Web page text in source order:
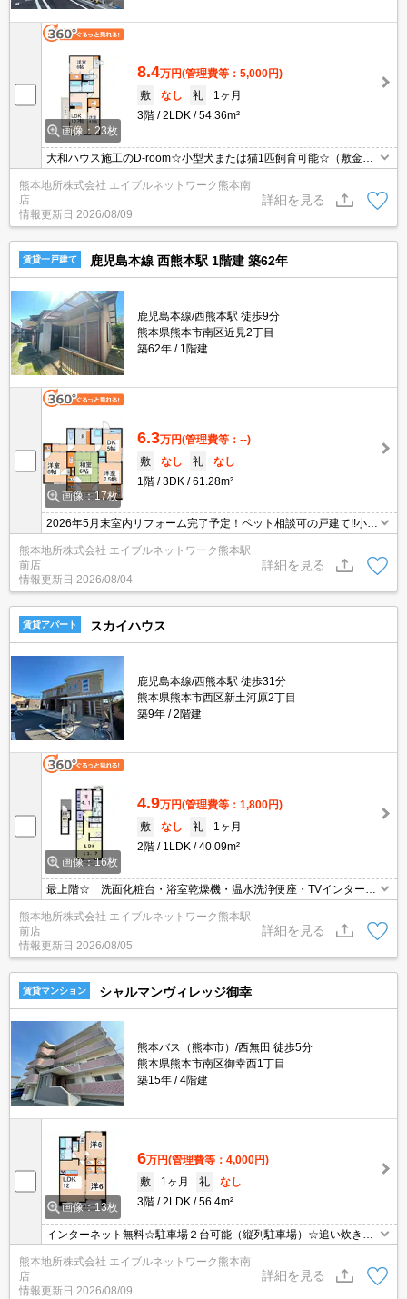
画像：23枚
8.4万円(管理費等：5,000円)
敷
なし 礼
1ヶ月
3階
2LDK 54.36m²
大和ハウス施工のD-room☆小型犬または猫1匹飼育可能☆（敷金追
加あり・小型犬：1ヶ月、猫：2ヶ月）省エネ＋創エネで一次エネル
ギー収支ゼロを目指すZEH-M物件☆エアコン3基付☆
熊本地所株式会社 エイブルネットワーク熊本南
店
情報更新日 2026/08/09
詳細を見る
賃貸一戸建て 鹿児島本線 西熊本駅 1階建 築62年
鹿児島本線/西熊本駅 徒歩9分
熊本県熊本市南区近見2丁目
築62年
1階建
画像：17枚
6.3万円(管理費等：--)
敷
なし 礼
なし
1階
3DK 61.28m²
2026年5月末室内リフォーム完了予定！ペット相談可の戸建て!!小型
要で初期費用がお得(^^♪
熊本地所株式会社 エイブルネットワーク熊本駅
前店
情報更新日 2026/08/04
詳細を見る
賃貸アパート スカイハウス
鹿児島本線/西熊本駅 徒歩31分
熊本県熊本市西区新土河原2丁目
築9年
2階建
画像：16枚
4.9万円(管理費等：1,800円)
敷
なし 礼
1ヶ月
2階
1LDK 40.09m²
最上階☆ 洗面化粧台・浴室乾燥機・温水洗浄便座・TVインターホ
ン等設備充実☆ 周辺にはコンビニ・ディスカウントストア等があ
り、便利なエリアです♪
熊本地所株式会社 エイブルネットワーク熊本駅
前店
情報更新日 2026/08/05
詳細を見る
賃貸マンション シャルマンヴィレッジ御幸
熊本バス（熊本市）/西無田 徒歩5分
熊本県熊本市南区御幸西1丁目
築15年
4階建
画像：13枚
6万円(管理費等：4,000円)
敷
1ヶ月 礼
なし
3階
2LDK 56.4m²
インターネット無料☆駐車場２台可能（縦列駐車場）☆追い炊き給
湯有りなのでファミリーさんにお勧めです☆３口ガスコンロ付き☆
熊本地所株式会社 エイブルネットワーク熊本南
店
情報更新日 2026/08/09
詳細を見る